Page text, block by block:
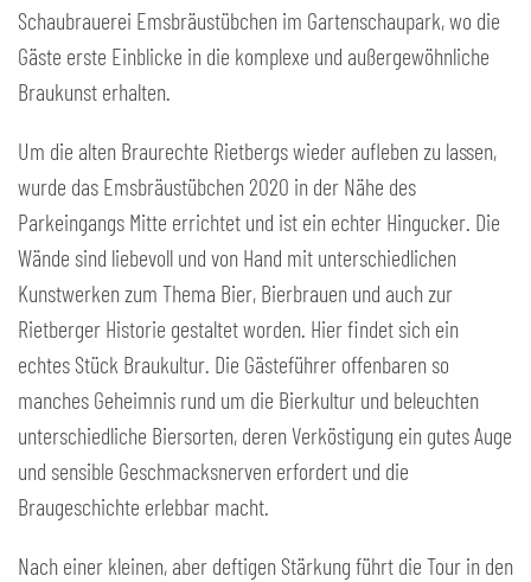
Schaubrauerei Emsbräustübchen im Gartenschaupark, wo die
Gäste erste Einblicke in die komplexe und außergewöhnliche
Braukunst erhalten.
Um die alten Braurechte Rietbergs wieder aufleben zu lassen,
wurde das Emsbräustübchen 2020 in der Nähe des
Parkeingangs Mitte errichtet und ist ein echter Hingucker. Die
Wände sind liebevoll und von Hand mit unterschiedlichen
Kunstwerken zum Thema Bier, Bierbrauen und auch zur
Rietberger Historie gestaltet worden. Hier findet sich ein
echtes Stück Braukultur. Die Gästeführer offenbaren so
manches Geheimnis rund um die Bierkultur und beleuchten
unterschiedliche Biersorten, deren Verköstigung ein gutes Auge
und sensible Geschmacksnerven erfordert und die
Braugeschichte erlebbar macht.
Nach einer kleinen, aber deftigen Stärkung führt die Tour in den